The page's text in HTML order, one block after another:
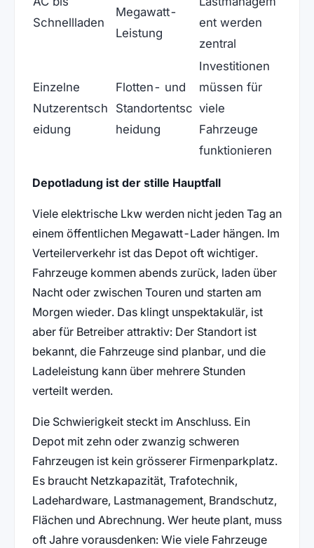
Schnellladen
Megawatt-
Leistung
ent werden
zentral
Einzelne
Nutzerentsch
eidung
Flotten- und
Standortentsc
heidung
Investitionen
müssen für
viele
Fahrzeuge
funktionieren
Depotladung ist der stille Hauptfall
Viele elektrische Lkw werden nicht jeden Tag an
einem öffentlichen Megawatt-Lader hängen. Im
Verteilerverkehr ist das Depot oft wichtiger.
Fahrzeuge kommen abends zurück, laden über
Nacht oder zwischen Touren und starten am
Morgen wieder. Das klingt unspektakulär, ist
aber für Betreiber attraktiv: Der Standort ist
bekannt, die Fahrzeuge sind planbar, und die
Ladeleistung kann über mehrere Stunden
verteilt werden.
Die Schwierigkeit steckt im Anschluss. Ein
Depot mit zehn oder zwanzig schweren
Fahrzeugen ist kein grösserer Firmenparkplatz.
Es braucht Netzkapazität, Trafotechnik,
Ladehardware, Lastmanagement, Brandschutz,
Flächen und Abrechnung. Wer heute plant, muss
oft Jahre vorausdenken: Wie viele Fahrzeuge